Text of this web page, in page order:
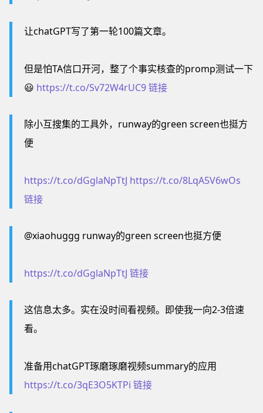
让chatGPT写了第一轮100篇文章。
但是怕TA信口开河，整了个事实核查的promp测试一下
😃 https://t.co/Sv72W4rUC9链接
除小互搜集的工具外，runway的green screen也挺方
便
https://t.co/dGglaNpTtJ https://t.co/8LqA5V6wOs
链接
@xiaohuggg runway的green screen也挺方便
https://t.co/dGglaNpTtJ 链接
这信息太多。实在没时间看视频。即使我一向2-3倍速
看。
准备用chatGPT琢磨琢磨视频summary的应用
https://t.co/3qE3O5KTPi 链接